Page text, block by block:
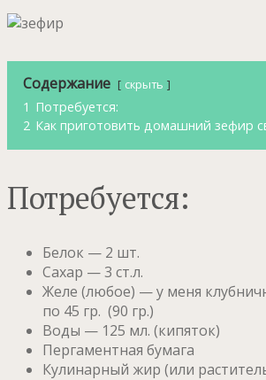
Содержание скрыть
1 Потребуется:
2 Как приготовить домашний зефир
Потребуется:
Белок — 2 шт.
Сахар — 3 ст.л.
Желе (любое) — у меня
по 45 гр. (90 гр.)
Воды — 125 мл. (кипяток)
Пергаментная бумага
Кулинарный жир (или